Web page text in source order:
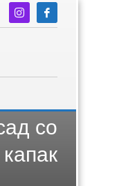
со